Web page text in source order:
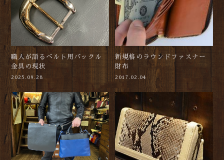
職人が語るベルト用バックル
金具の現状
2025.09.28
新規格のラウンドファスナー
財布
2017.02.04